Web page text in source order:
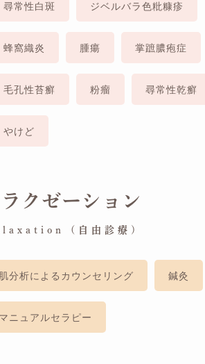
尋常性白斑 ジベルバラ色粃糠疹
蜂窩織炎 腫瘍 掌蹠膿疱症
毛孔性苔癬 粉瘤 尋常性乾癬
やけど
ラクゼーション
(自由診療)
肌分析によるカウンセリング 鍼灸
マニュアルセラピー